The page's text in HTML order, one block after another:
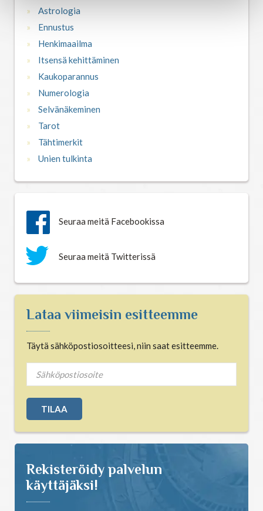
Ennustus
Henkimaailma
Itsensä kehittäminen
Selvänäkeminen
Tarot
Tähtimerkit
Unien tulkinta
Unientulkintasanasto
Astrologia
Ennustus
Henkimaailma
Itsensä kehittäminen
Kaukoparannus
Numerologia
Selvänäkeminen
Tarot
Tähtimerkit
Unien tulkinta
Seuraa meitä Facebookissa
Seuraa meitä Twitterissä
Lataa viimeisin esitteemme
Täytä sähköpostiosoitteesi, niin saat esitteemme.
Rekisteröidy palvelun
käyttäjäksi!